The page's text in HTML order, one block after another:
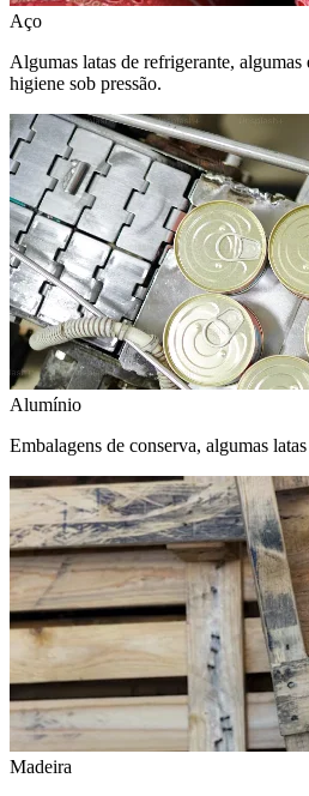
Aço
Algumas latas de refrigerante, algumas
higiene sob pressão.
Alumínio
Embalagens de conserva, algumas
Madeira